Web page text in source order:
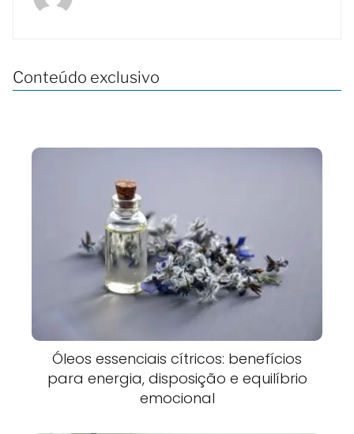
Conteúdo exclusivo
Óleos essenciais cítricos: benefícios
para energia, disposição e equilíbrio
emocional